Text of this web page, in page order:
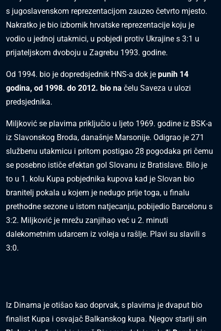
s jugoslavenskom reprezentacijom zauzeo četvrto mjesto.
Nakratko je bio izbornik hrvatske reprezentacije koju je
vodio u jednoj utakmici, u pobjedi protiv Ukrajine s 3:1 u
prijateljskom dvoboju u Zagrebu 1993. godine.
Od 1994. bio je dopredsjednik HNS-a dok je punih 14
godina, od 1998. do 2012. bio na čelu Saveza u ulozi
predsjednika.
Miljković se plavima priključio u ljeto 1969. godine iz BSK-a
iz Slavonskog Broda, današnje Marsonije. Odigrao je 271
službenu utakmicu i pritom postigao 28 pogodaka pri čemu
se posebno ističe efektan gol Slovanu iz Bratislave. Bilo je
to u 1. kolu Kupa pobjednika kupova kad je Slovan bio
branitelj pokala u kojem je nedugo prije toga, u finalu
prethodne sezone u istom natjecanju, pobijedio Barcelonu s
3:2. Miljković je mrežu zanjihao već u 2. minuti
dalekometnim udarcem iz voleja u rašlje. Plavi su slavili s
3:0.
Iz Dinama je otišao kao doprvak, s plavima je dvaput bio
finalist Kupa i osvajač Balkanskog kupa. Njegov stariji sin